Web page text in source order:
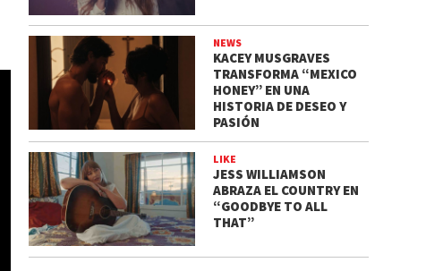
NEWS
KACEY MUSGRAVES
TRANSFORMA “MEXICO
HONEY” EN UNA
HISTORIA DE DESEO Y
PASIÓN
LIKE
JESS WILLIAMSON
ABRAZA EL COUNTRY EN
“GOODBYE TO ALL
THAT”